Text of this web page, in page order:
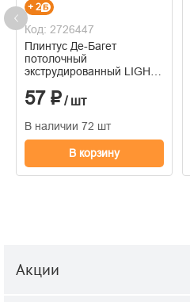
+ 2
Код: 2726447
Плинтус Де-Багет
потолочный
экструдированный LIGHT
57 ₽/ шт
В наличии 72 шт
В корзину
Акции